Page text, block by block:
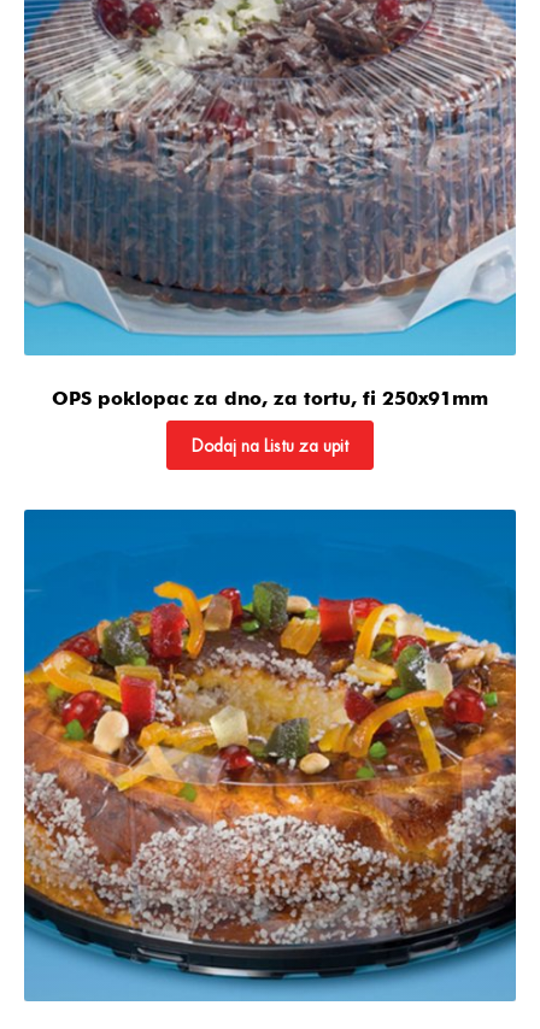
OPS poklopac za dno, za tortu, fi 250x91mm
Dodaj na Listu za upit